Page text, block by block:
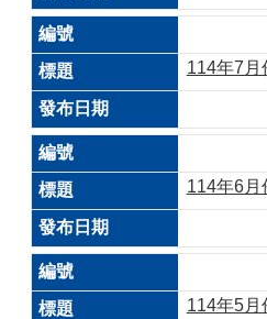
114年7月
114年6月
114年5月